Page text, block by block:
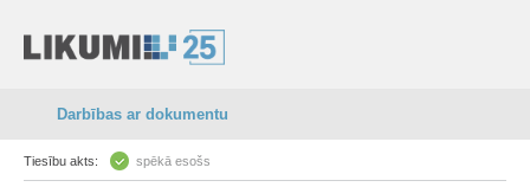
Darbības ar dokumentu
Tiesību akts: spēkā esošs